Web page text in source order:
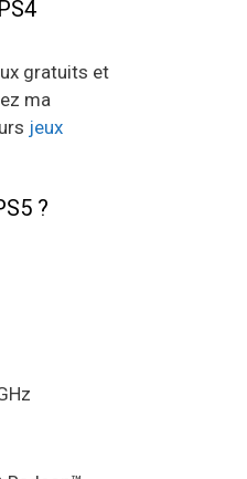
gratuits et
ma
jeux
?